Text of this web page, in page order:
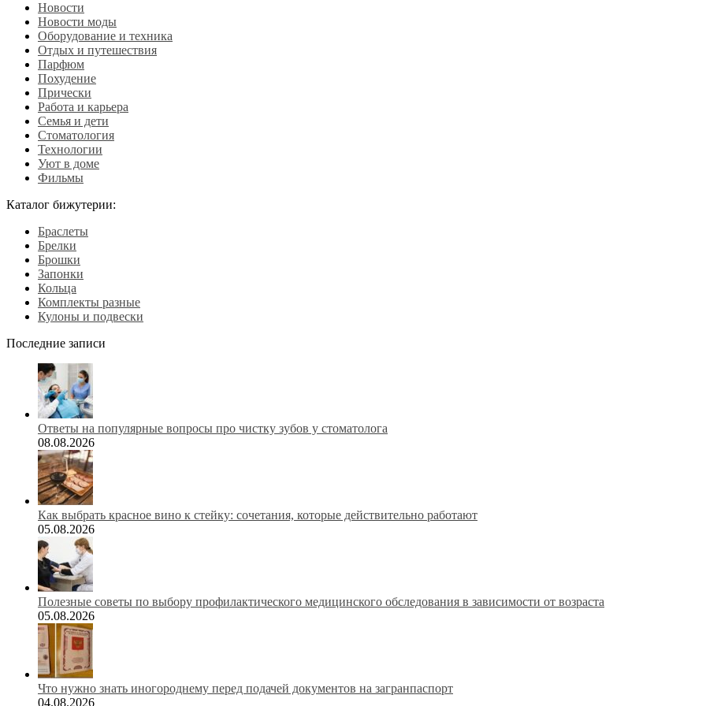
Новости
Новости моды
Оборудование и техника
Отдых и путешествия
Парфюм
Похудение
Прически
Работа и карьера
Семья и дети
Стоматология
Технологии
Уют в доме
Фильмы
Каталог бижутерии:
Браслеты
Брелки
Брошки
Запонки
Кольца
Комплекты разные
Кулоны и подвески
Последние записи
Ответы на популярные вопросы про чистку зубов у стоматолога
08.08.2026
Как выбрать красное вино к стейку: сочетания, которые действительно работают
05.08.2026
Полезные советы по выбору профилактического медицинского обследования в зависимости от возраста
05.08.2026
Что нужно знать иногороднему перед подачей документов на загранпаспорт
04.08.2026